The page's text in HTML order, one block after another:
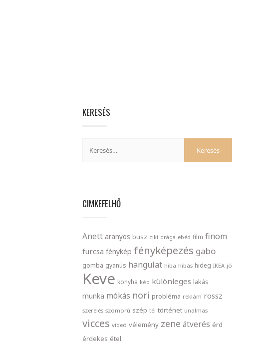
KERESÉS
CIMKEFELHŐ
Anett aranyos busz ciki drága ebéd film finom
furcsa fénykép fényképezés gabo
gomba gyanús hangulat hiba hibás hideg IKEA jó
Keve konyha kép különleges lakás
munka mókás nori probléma reklám rossz
szerelés szomorú szép tél történet unalmas
vicces videó vélemény zene átverés érd
érdekes étel